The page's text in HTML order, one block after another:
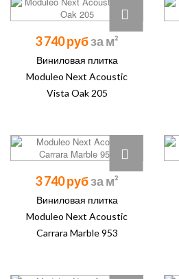
3 740 руб
Виниловая плитка
Moduleo Next Acoustic
Vista Oak 205
3 740 руб
Виниловая плитка
Moduleo Next Acoustic
Carrara Marble 953